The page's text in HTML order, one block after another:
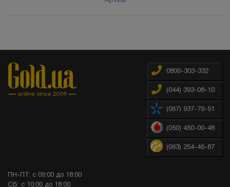
0800-303-332
(044) 393-08-10
(067) 937-79-51
(050) 450-00-48
(063) 254-46-87
ПН-ПТ: с 09:00 до 18:00
СБ: с 10:00 до 18:00